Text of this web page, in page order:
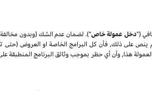
("دخل عمولة خاص"). لضمان عدم الشك (وبدون
ينص على ذلك, فأن كل البرامج الخاصة او العروض (حتى
الغير مؤهلة والتي تكون مشابهة الى تلك الاقصاءات المذكورة في البند 2 من إقرار دخل العمولة هذا, وأن أي حظر بموجب